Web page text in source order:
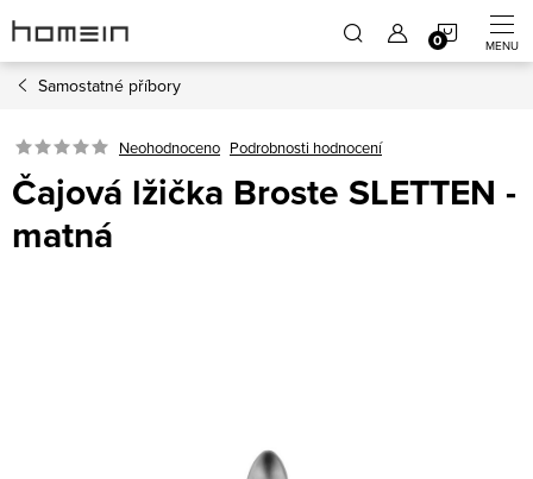
na
obsah
Samostatné příbory
Neohodnoceno Podrobnosti hodnocení
Čajová lžička Broste SLETTEN -
matná